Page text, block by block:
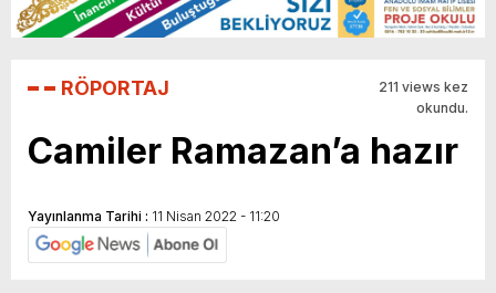
RÖPORTAJ
211 views kez
okundu.
Camiler Ramazan’a hazır
Yayınlanma Tarihi : 11 Nisan 2022 - 11:20